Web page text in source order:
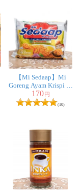
【Mi Sedaap】Mi
Goreng Ayam Krispi イ
ンスタント焼きそば
アヤムクリスピー(ミ
170円
(10)